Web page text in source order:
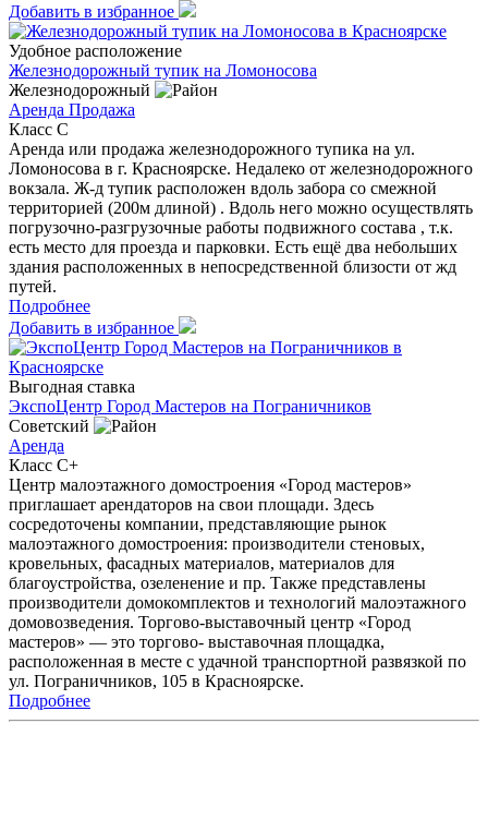
Добавить в избранное
Удобное расположение
Железнодорожный тупик на Ломоносова
Железнодорожный
Аренда Продажа
Класс C
Аренда или продажа железнодорожного тупика на ул.
Ломоносова в г. Красноярске. Недалеко от железнодорожного
вокзала. Ж-д тупик расположен вдоль забора со смежной
территорией (200м длиной) . Вдоль него можно осуществлять
погрузочно-разгрузочные работы подвижного состава , т.к.
есть место для проезда и парковки. Есть ещё два небольших
здания расположенных в непосредственной близости от жд
путей.
Подробнее
Добавить в избранное
Выгодная ставка
ЭкспоЦентр Город Мастеров на Пограничников
Советский
Аренда
Класс C+
Центр малоэтажного домостроения «Город мастеров»
приглашает арендаторов на свои площади. Здесь
сосредоточены компании, представляющие рынок
малоэтажного домостроения: производители стеновых,
кровельных, фасадных материалов, материалов для
благоустройства, озеленение и пр. Также представлены
производители домокомплектов и технологий малоэтажного
домовозведения. Торгово-выставочный центр «Город
мастеров» — это торгово- выставочная площадка,
расположенная в месте с удачной транспортной развязкой по
ул. Пограничников, 105 в Красноярске.
Подробнее